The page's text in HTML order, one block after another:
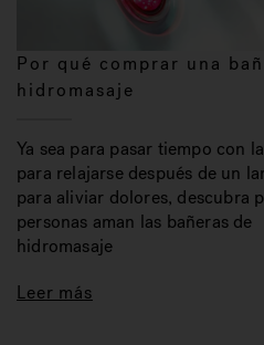
Por qué comprar una
hidromasaje
Ya sea para pasar tiempo con
para relajarse después de un
para aliviar dolores, descubra
personas aman las bañeras de
hidromasaje
Leer más